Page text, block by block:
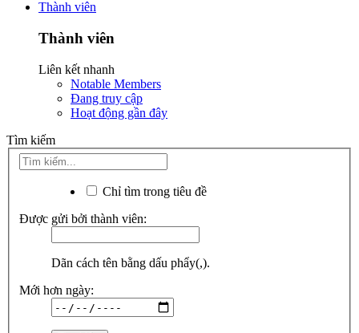
Thành viên
Thành viên
Liên kết nhanh
Notable Members
Đang truy cập
Hoạt động gần đây
Tìm kiếm
Chỉ tìm trong tiêu đề
Được gửi bởi thành viên:
Dãn cách tên bằng dấu phẩy(,).
Mới hơn ngày: